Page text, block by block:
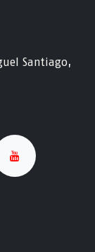
Santiago,